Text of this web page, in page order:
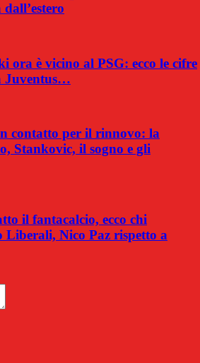
ora è vicino al PSG: ecco le cifre
Juventus…
contatto per il rinnovo: la
Stankovic, il sogno e gli
il fantacalcio, ecco chi
Liberali, Nico Paz rispetto a